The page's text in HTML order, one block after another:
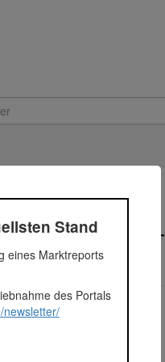
| 2018 -
Stand
eines Marktreports
des Portals
newsletter/